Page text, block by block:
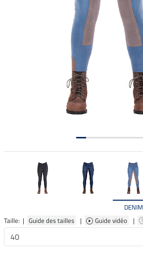
DENIM
Taille: | Guide des tailles | Guide vidéo |